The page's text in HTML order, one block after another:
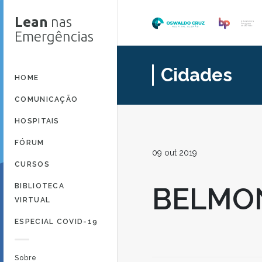
Lean nas
Emergências
HOME
COMUNICAÇÃO
HOSPITAIS
FÓRUM
CURSOS
BIBLIOTECA
VIRTUAL
ESPECIAL COVID-19
Sobre
Cidades
09 out 2019